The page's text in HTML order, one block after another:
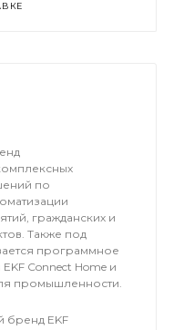
по
гражданских и
Также под
программное
Connect Home и
промышленности.
бренд EKF